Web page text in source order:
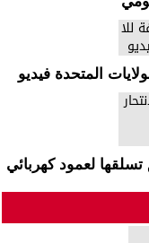
المتحدة فيديو
لعمود كهربائي